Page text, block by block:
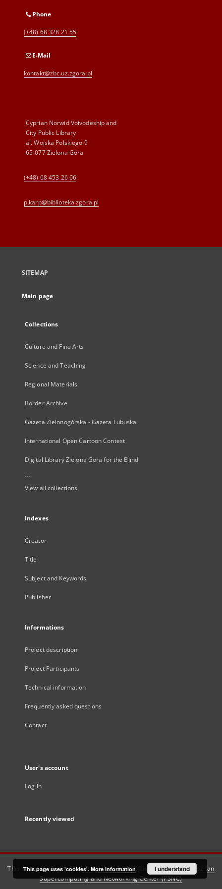
Phone
(+48) 68 328 21 55
E-Mail
kontakt@zbc.uz.zgora.pl
Cyprian Norwid Voivodeship and
City Public Library
al. Wojska Polskiego 9
65-077 Zielona Góra
(+48) 68 453 26 06
p.karp@biblioteka.zgora.pl
SITEMAP
Main page
Collections
Culture and Fine Arts
Science and Teaching
Regional Materials
Border Archive
Gazeta Zielonogórska - Gazeta Lubuska
International Open Cartoon Contest
Digital Library Zielona Gora for the Blind
...
View all collections
Indexes
Creator
Title
Subject and Keywords
Publisher
Informations
Project description
Project Participants
Technical information
Frequently asked questions
Contact
User's account
Log in
Recently viewed
This service runs onDInGO dLibra 6.3.21software created by
Poznan
Supercomputing and Networking Center (PSNC)
This page uses 'cookies'. More information I understand